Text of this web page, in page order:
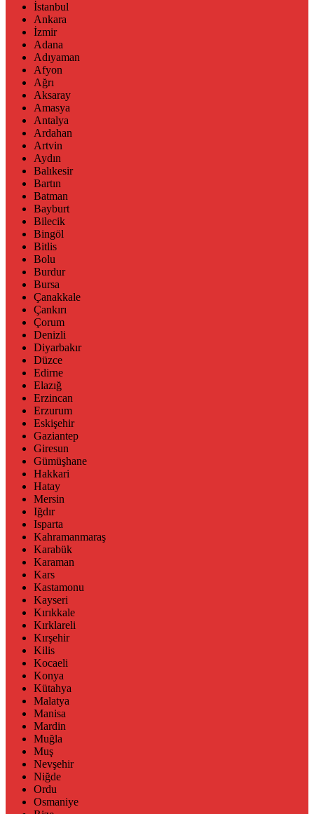
İstanbul
Ankara
İzmir
Adana
Adıyaman
Afyon
Ağrı
Aksaray
Amasya
Antalya
Ardahan
Artvin
Aydın
Balıkesir
Bartın
Batman
Bayburt
Bilecik
Bingöl
Bitlis
Bolu
Burdur
Bursa
Çanakkale
Çankırı
Çorum
Denizli
Diyarbakır
Düzce
Edirne
Elazığ
Erzincan
Erzurum
Eskişehir
Gaziantep
Giresun
Gümüşhane
Hakkari
Hatay
Mersin
Iğdır
Isparta
Kahramanmaraş
Karabük
Karaman
Kars
Kastamonu
Kayseri
Kırıkkale
Kırklareli
Kırşehir
Kilis
Kocaeli
Konya
Kütahya
Malatya
Manisa
Mardin
Muğla
Muş
Nevşehir
Niğde
Ordu
Osmaniye